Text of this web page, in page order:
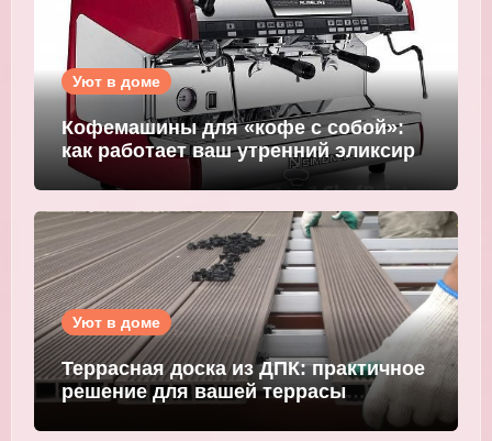
Уют в доме
Кофемашины для «кофе с собой»:
как работает ваш утренний эликсир
Уют в доме
Террасная доска из ДПК: практичное
решение для вашей террасы